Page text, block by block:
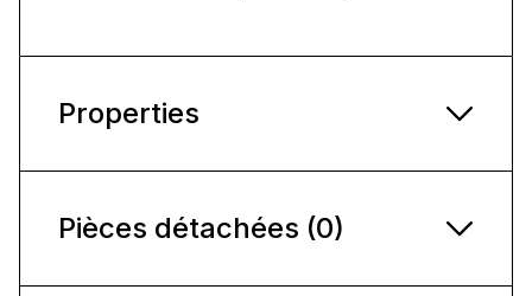
Properties
Pièces détachées (0)